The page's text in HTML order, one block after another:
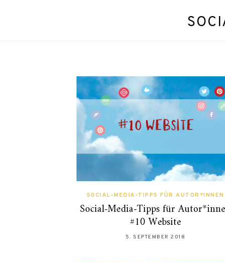
SOCIAL-MEDIA-TIPPS FÜR AUTOR*INNEN
Social-Media-Tipps für
#10 Website
5. SEPTEMBER 2018